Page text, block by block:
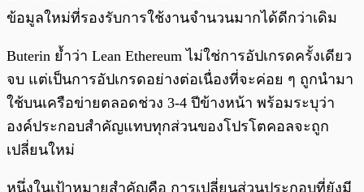
ข้อมูลใหม่ที่รองรับการใช้งานจำนวนมากได้ดีกว่าเดิม
Buterin ย้ำว่า Lean Ethereum ไม่ใช่การอัปเกรดครั้งเดียว
จบ แต่เป็นการอัปเกรดอย่างต่อเนื่องที่จะค่อย ๆ ถูกนำมา
ใช้บนเครือข่ายตลอดช่วง 3-4 ปีข้างหน้า พร้อมระบุว่า
องค์ประกอบสำคัญแทบทุกส่วนของโปรโตคอลจะถูก
เปลี่ยนใหม่
หนึ่งในเป้าหมายสำคัญคือ การเปลี่ยนส่วนประกอบที่ยังมี